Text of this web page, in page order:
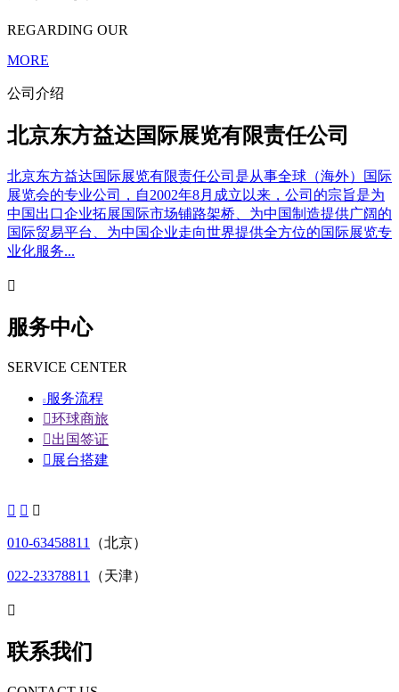
REGARDING OUR
MORE
公司介绍
北京东方益达国际展览有限责任公司
北京东方益达国际展览有限责任公司是从事全球（海外）国际
展览会的专业公司，自2002年8月成立以来，公司的宗旨是为
中国出口企业拓展国际市场铺路架桥、为中国制造提供广阔的
国际贸易平台、为中国企业走向世界提供全方位的国际展览专
业化服务...

服务中心
SERVICE CENTER
 服务流程
环球商旅
出国签证
 展台搭建
  
010-63458811 （北京）
022-23378811 （天津）

联系我们